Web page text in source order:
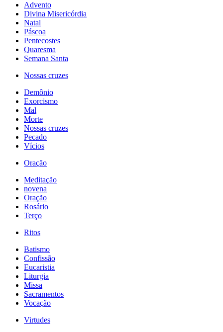
Advento
Divina Misericórdia
Natal
Páscoa
Pentecostes
Quaresma
Semana Santa
Nossas cruzes
Demônio
Exorcismo
Mal
Morte
Nossas cruzes
Pecado
Vícios
Oração
Meditação
novena
Oração
Rosário
Terço
Ritos
Batismo
Confissão
Eucaristia
Liturgia
Missa
Sacramentos
Vocação
Virtudes